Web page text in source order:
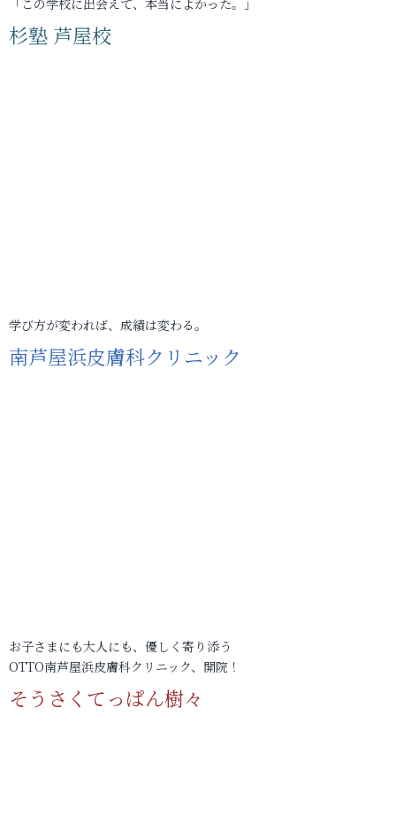
「この学校に出会えて、本当によかった。」
杉塾 芦屋校
学び方が変われば、成績は変わる。
南芦屋浜皮膚科クリニック
お子さまにも大人にも、優しく寄り添う
OTTO南芦屋浜皮膚科クリニック、開院！
そうさくてっぱん樹々